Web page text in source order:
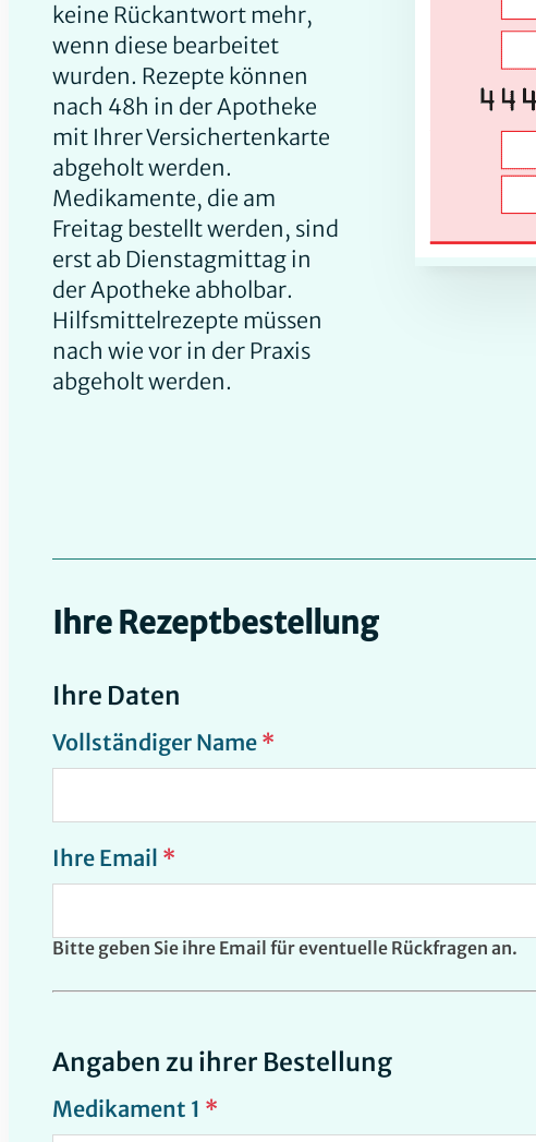
keine Rückantwort mehr,
wenn diese bearbeitet
wurden. Rezepte können
nach 48h in der Apotheke
mit Ihrer Versichertenkarte
abgeholt werden.
Medikamente, die am
Freitag bestellt werden, sind
erst ab Dienstagmittag in
der Apotheke abholbar.
Hilfsmittelrezepte müssen
nach wie vor in der Praxis
abgeholt werden.
Ihre Rezeptbestellung
Ihre Daten
Vollständiger Name *
Ihre Email *
Bitte geben Sie ihre Email für eventuelle Rückfragen an.
Angaben zu ihrer Bestellung
Medikament 1 *